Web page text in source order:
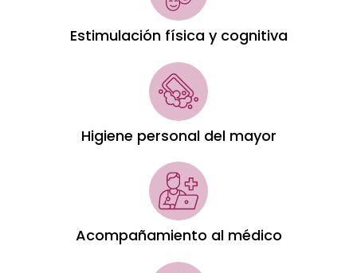
Estimulación física y cognitiva
Higiene personal del mayor
Acompañamiento al médico